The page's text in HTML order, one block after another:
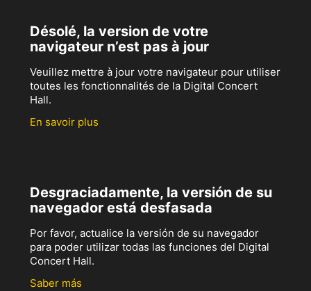
Désolé, la version de votre
navigateur n’est pas à jour
Veuillez mettre à jour votre navigateur pour utiliser
toutes les fonctionnalités de la Digital Concert
Hall.
En savoir plus
Desgraciadamente, la versión de su
navegador está desfasada
Por favor, actualice la versión de su navegador
para poder utilizar todas las funciones del Digital
Concert Hall.
Saber más